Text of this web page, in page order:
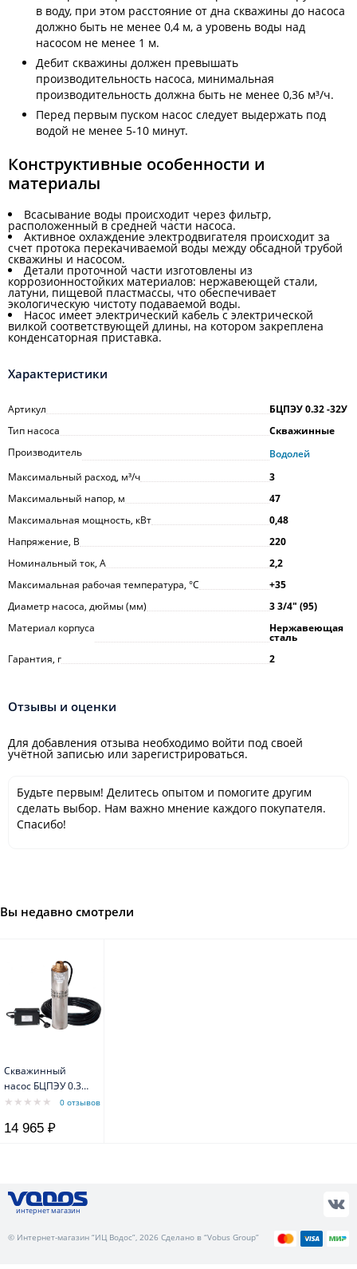
в воду, при этом расстояние от дна скважины до насоса
должно быть не менее 0,4 м, а уровень воды над
насосом не менее 1 м.
Дебит скважины должен превышать
производительность насоса, минимальная
производительность должна быть не менее 0,36 м³/ч.
Перед первым пуском насос следует выдержать под
водой не менее 5-10 минут.
Конструктивные особенности и
материалы
Всасывание воды происходит через фильтр,
расположенный в средней части насоса.
Активное охлаждение электродвигателя происходит за
счет протока перекачиваемой воды между обсадной трубой
скважины и насосом.
Детали проточной части изготовлены из
коррозионностойких материалов: нержавеющей стали,
латуни, пищевой пластмассы, что обеспечивает
экологическую чистоту подаваемой воды.
Насос имеет электрический кабель с электрической
вилкой соответствующей длины, на котором закреплена
конденсаторная приставка.
Характеристики
Артикул
БЦПЭУ 0.32 -32У
Тип насоса
Скважинные
Производитель
Водолей
Максимальный расход, м³/ч
3
Максимальный напор, м
47
Максимальная мощность, кВт
0,48
Напряжение, В
220
Номинальный ток, А
2,2
Максимальная рабочая температура, °С
+35
Диаметр насоса, дюймы (мм)
3 3/4ʺ (95)
Материал корпуса
Нержавеющая
сталь
Гарантия, г
2
Отзывы и оценки
Для добавления отзыва необходимо войти под своей
учётной записью или зарегистрироваться.
Будьте первым! Делитесь опытом и помогите другим
сделать выбор. Нам важно мнение каждого покупателя.
Спасибо!
Вы недавно смотрели
Скважинный
насос БЦПЭУ 0.32
-32У диаметр 950 отзывов
14 965 ₽
интернет магазин
© Интернет-магазин “ИЦ Водос”, 2026 Сделано в “Vobus Group”